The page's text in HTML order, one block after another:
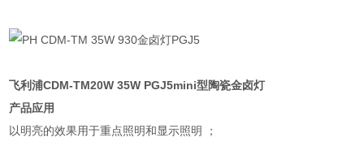
飞利浦CDM-TM20W 35W PGJ5mini型陶瓷金卤灯
产品应用
以明亮的效果用于重点照明和显示照明 ；